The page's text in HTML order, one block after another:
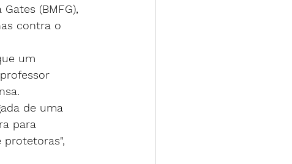
(BMFG),
contra o
um
de uma
para
protetoras",